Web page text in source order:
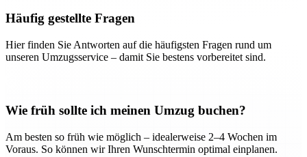
Häufig gestellte Fragen
Hier finden Sie Antworten auf die häufigsten Fragen rund um
unseren Umzugsservice – damit Sie bestens vorbereitet sind.
Wie früh sollte ich meinen Umzug buchen?
Am besten so früh wie möglich – idealerweise 2–4 Wochen im
Voraus. So können wir Ihren Wunschtermin optimal einplanen.